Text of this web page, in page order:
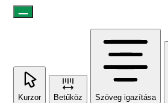
Kurzor Betűköz Szöveg igazítása